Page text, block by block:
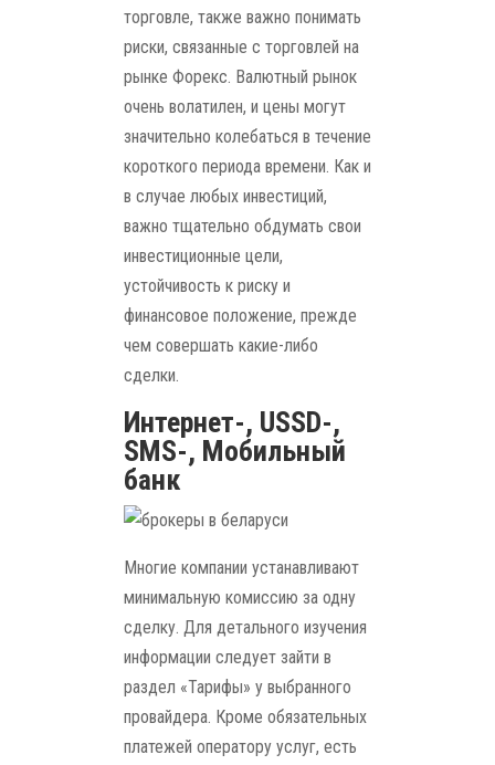
торговле, также важно понимать
риски, связанные с торговлей на
рынке Форекс. Валютный рынок
очень волатилен, и цены могут
значительно колебаться в течение
короткого периода времени. Как и
в случае любых инвестиций,
важно тщательно обдумать свои
инвестиционные цели,
устойчивость к риску и
финансовое положение, прежде
чем совершать какие-либо
сделки.
Интернет-, USSD-,
SMS-, Мобильный
банк
Многие компании устанавливают
минимальную комиссию за одну
сделку. Для детального изучения
информации следует зайти в
раздел «Тарифы» у выбранного
провайдера. Кроме обязательных
платежей оператору услуг, есть